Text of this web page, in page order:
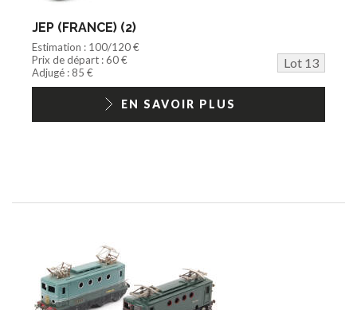
JEP (FRANCE) (2)
Estimation : 100/120 €
Prix de départ : 60 €
Lot 13
Adjugé : 85 €
EN SAVOIR PLUS